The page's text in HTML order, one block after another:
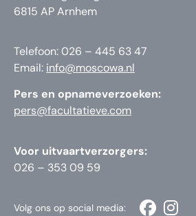
6815 AP Arnhem
Telefoon: 026 – 445 63 47
Email: info@moscowa.nl
Pers en opnameverzoeken:
pers@facultatieve.com
Voor uitvaartverzorgers:
026 – 353 09 59
Volg ons op social media: